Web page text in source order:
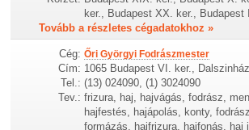
ker., Budapest XX. ker., Budapest
Tovább a részletes cégadatokhoz »
Cég: Őri Györgyi Fodrászmester
Cím: 1065 Budapest VI. ker.,
Tel.: (13) 024090, (1) 3024090
Tev.: frizura, haj, hajvágás, fodrász,
hajfestés, hajápolás, konty,
formázás, hajfrizura, hajfonás, haj